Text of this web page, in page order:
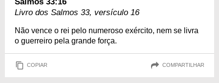
Livro dos Salmos 33, versículo 16
Não vence o rei pelo numeroso exército, nem se livra
o guerreiro pela grande força.
COPIAR COMPARTILHAR